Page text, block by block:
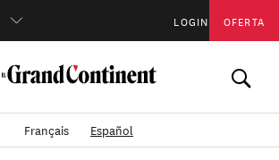
LOGIN OFERTA
Français Español